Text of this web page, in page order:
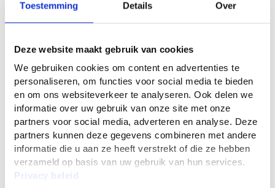
Toestemming Details Over
Deze website maakt gebruik van cookies
We gebruiken cookies om content en advertenties te
personaliseren, om functies voor social media te bieden
en om ons websiteverkeer te analyseren. Ook delen we
informatie over uw gebruik van onze site met onze
partners voor social media, adverteren en analyse. Deze
partners kunnen deze gegevens combineren met andere
informatie die u aan ze heeft verstrekt of die ze hebben
verzameld op basis van uw gebruik van hun services.
Privacy beleid
In Winkelwagen
Vergelijkbare producten